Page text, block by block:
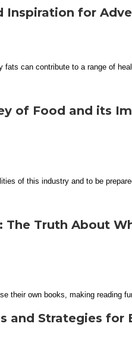
Inspiration for
of Food and its
The Truth About
and Strategies for